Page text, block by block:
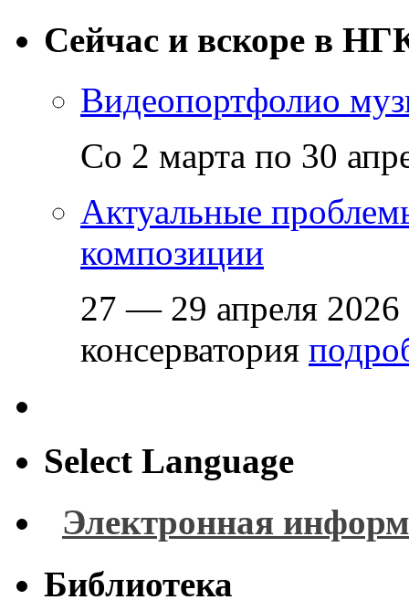
Сейчас и вскоре в
Видеопортфолио
Со 2 марта по 30
Актуальные
композиции
27 — 29 апреля 2026
консерватория
Select Language
Электронная
Библиотека